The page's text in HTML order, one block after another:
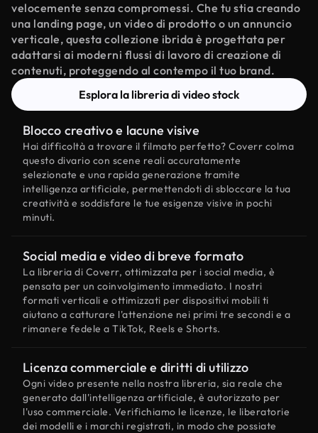
velocemente senza compromessi. Che tu stia creando
una landing page, un video di prodotto o un annuncio
verticale, questa collezione ibrida è progettata per
adattarsi ai moderni flussi di lavoro di creazione di
contenuti, proteggendo al contempo il tuo brand.
Esplora la libreria di video stock
Blocco creativo e lacune visive
Hai difficoltà a trovare il filmato perfetto? Coverr colma
questo divario con scene reali accuratamente
selezionate e una rapida generazione tramite
intelligenza artificiale, permettendoti di sbloccare la tua
creatività e soddisfare le tue esigenze visive in pochi
minuti.
Social media e video di breve formato
La libreria di Coverr, ottimizzata per i social media, è
pensata per un coinvolgimento immediato. I nostri
formati verticali e ottimizzati per dispositivi mobili ti
aiutano a catturare l'attenzione nei primi tre secondi e a
rimanere fedele a TikTok, Reels e Shorts.
Licenza commerciale e diritti di utilizzo
Ogni video presente nella nostra libreria, sia reale che
generato dall'intelligenza artificiale, è autorizzato per
l'uso commerciale. Verifichiamo le licenze, le liberatorie
dei modelli e i marchi registrati, in modo che possiate